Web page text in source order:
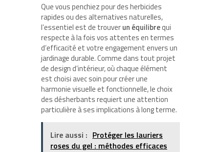
Que vous penchiez pour des herbicides
rapides ou des alternatives naturelles,
l’essentiel est de trouverun équilibrequi
respecte à la fois vos attentes en termes
d’efficacité et votre engagement envers un
jardinage durable. Comme dans tout projet
de design d’intérieur, où chaque élément
est choisi avec soin pour créer une
harmonie visuelle et fonctionnelle, le choix
des désherbants requiert une attention
particulière à ses implications à long terme.
Lire aussi : Protéger les lauriers
roses du gel : méthodes efficaces